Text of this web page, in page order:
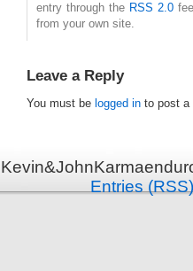
entry through the RSS 2.0
from your own site.
Leave a Reply
You must be logged in to post a
Entries (RSS)